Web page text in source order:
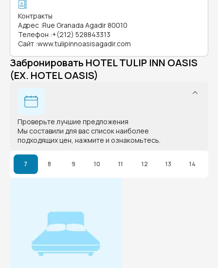
Контракты
Адрес :Rue Granada Agadir 80010
Телефон :+(212) 528843313
Сайт :www.tulipinnoasisagadir.com
Забронировать HOTEL TULIP INN OASIS
(EX. HOTEL OASIS)
Проверьте лучшие предложения
Мы составили для вас список наиболее
подходящих цен, нажмите и ознакомьтесь.
7 8 9 10 11 12 13 14